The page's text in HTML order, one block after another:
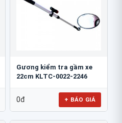
Gương kiểm tra gầm xe
22cm KLTC-0022-2246
0đ + BÁO GIÁ